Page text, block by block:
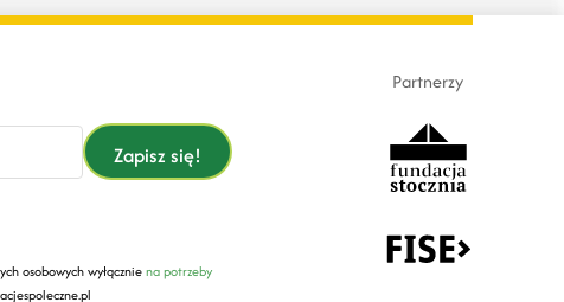
Zapisz się!
osobowych wyłączniena potrzeby
Partnerzy